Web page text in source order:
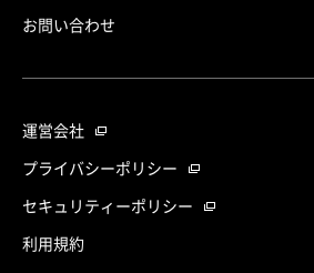
お問い合わせ
運営会社
プライバシーポリシー
セキュリティーポリシー
利用規約